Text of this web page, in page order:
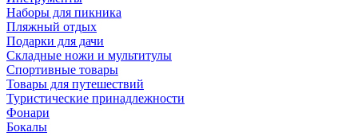
Наборы для пикника
Пляжный отдых
Подарки для дачи
Складные ножи и мультитулы
Спортивные товары
Товары для путешествий
Туристические принадлежности
Фонари
Бокалы